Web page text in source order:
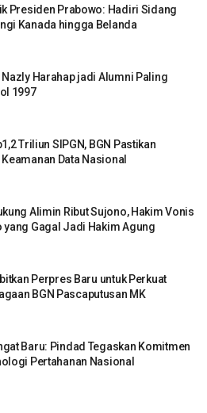
Presiden Prabowo: Hadiri Sidang
Kanada hingga Belanda
Nazly Harahap jadi Alumni Paling
1997
Triliun SIPGN, BGN Pastikan
Data Nasional
Alimin Ribut Sujono, Hakim Vonis
yang Gagal Jadi Hakim Agung
Perpres Baru untuk Perkuat
BGN Pascaputusan MK
Baru: Pindad Tegaskan Komitmen
Pertahanan Nasional